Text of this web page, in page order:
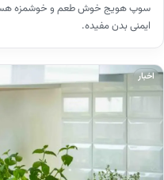
سوپ هویج خوش طعم و خوشمزه هست
ایمنی بدن مفیده.
اخبار